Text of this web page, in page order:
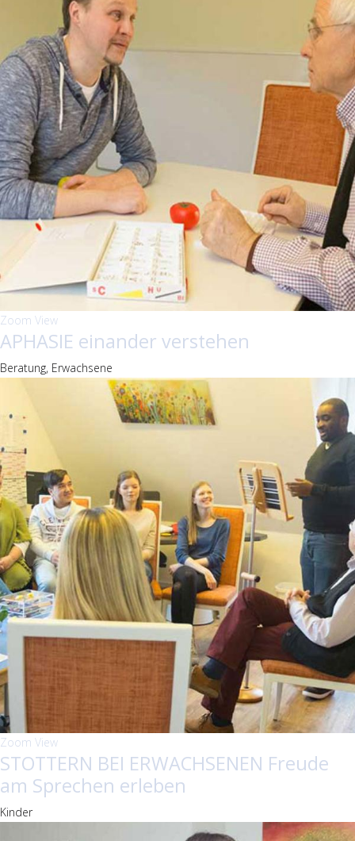
Zoom View
APHASIE einander verstehen
Beratung, Erwachsene
Zoom View
STOTTERN BEI ERWACHSENEN Freude
am Sprechen erleben
Kinder